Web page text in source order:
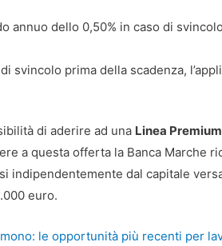
annuo dello 0,50% in caso di
svincolo prima della scadenza,
di aderire ad una Linea Premium
a questa offerta la Banca Marche
indipendentemente dal capitale
euro.
le opportunità più recenti per